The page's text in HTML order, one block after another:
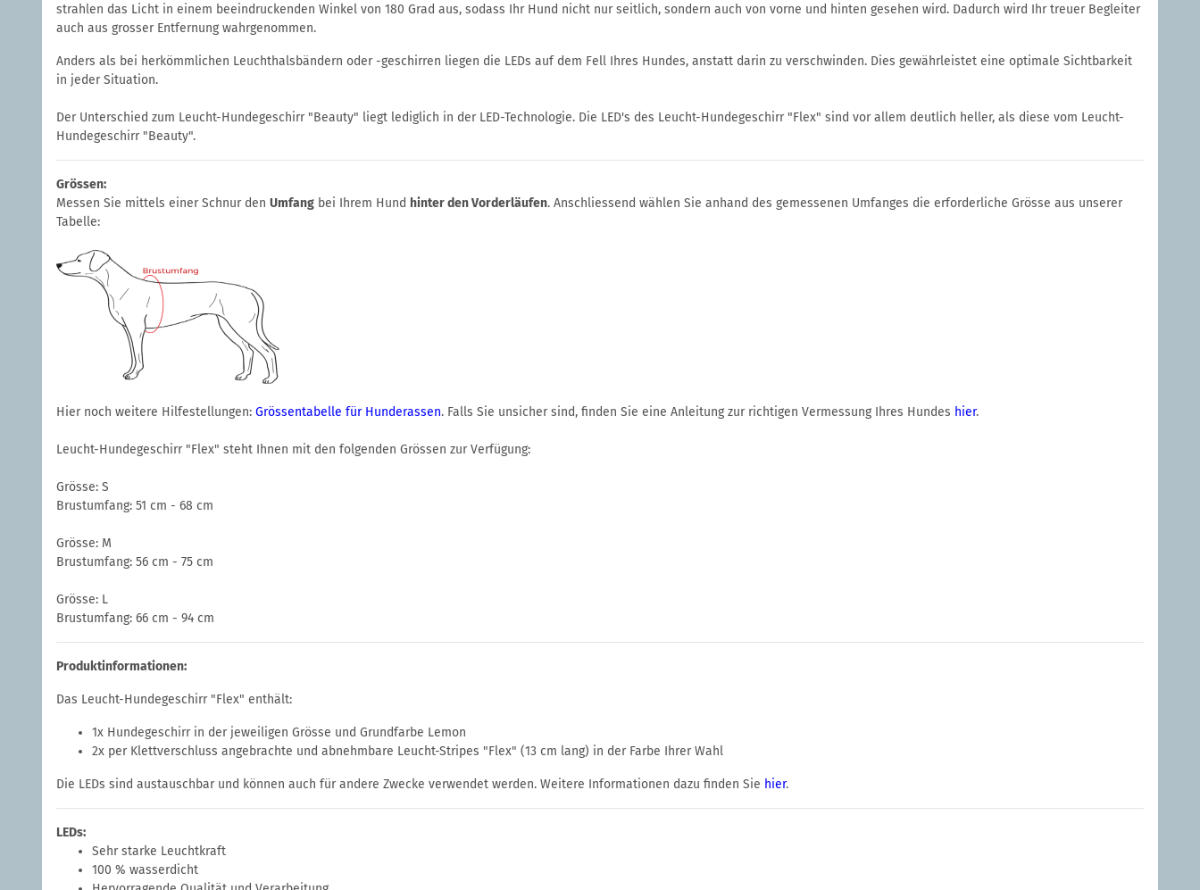
strahlen das Licht in einem beeindruckenden Winkel von 180 Grad aus, sodass Ihr Hund nicht nur seitlich, sondern auch von vorne und hinten gesehen wird. Dadurch wird Ihr treuer Begleiter
auch aus grosser Entfernung wahrgenommen.
Anders als bei herkömmlichen Leuchthalsbändern oder -geschirren liegen die LEDs auf dem Fell Ihres Hundes, anstatt darin zu verschwinden. Dies gewährleistet eine optimale Sichtbarkeit
in jeder Situation.
Der Unterschied zum Leucht-Hundegeschirr "Beauty" liegt lediglich in der LED-Technologie. Die LED's des Leucht-Hundegeschirr "Flex" sind vor allem deutlich heller, als diese vom Leucht-
Hundegeschirr "Beauty".
Grössen:
Messen Sie mittels einer Schnur den Umfang bei Ihrem Hund hinter den Vorderläufen. Anschliessend wählen Sie anhand des gemessenen Umfanges die erforderliche Grösse aus unserer
Tabelle:
Hier noch weitere Hilfestellungen: Grössentabelle für Hunderassen. Falls Sie unsicher sind, finden Sie eine Anleitung zur richtigen Vermessung Ihres Hundes hier.
Leucht-Hundegeschirr "Flex" steht Ihnen mit den folgenden Grössen zur Verfügung:
Grösse: S
Brustumfang: 51 cm - 68 cm
Grösse: M
Brustumfang: 56 cm - 75 cm
Grösse: L
Brustumfang: 66 cm - 94 cm
Produktinformationen:
Das Leucht-Hundegeschirr "Flex" enthält:
1x Hundegeschirr in der jeweiligen Grösse und Grundfarbe Lemon
2x per Klettverschluss angebrachte und abnehmbare Leucht-Stripes "Flex" (13 cm lang) in der Farbe Ihrer Wahl
Die LEDs sind austauschbar und können auch für andere Zwecke verwendet werden. Weitere Informationen dazu finden Sie hier.
LEDs:
Sehr starke Leuchtkraft
100 % wasserdicht